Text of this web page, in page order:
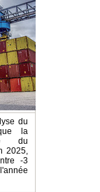
du
la
du
2025,
-3